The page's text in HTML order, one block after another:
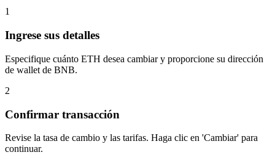
1
Ingrese sus detalles
Especifique cuánto ETH desea cambiar y proporcione su dirección
de wallet de BNB.
2
Confirmar transacción
Revise la tasa de cambio y las tarifas. Haga clic en 'Cambiar' para
continuar.